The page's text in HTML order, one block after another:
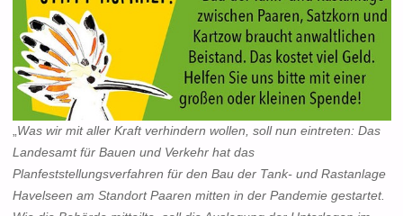
„Was wir mit aller Kraft verhindern wollen, soll nun eintreten: Das
Landesamt für Bauen und Verkehr hat das
Planfeststellungsverfahren für den Bau der Tank- und Rastanlage
Havelseen am Standort Paaren mitten in der Pandemie gestartet.